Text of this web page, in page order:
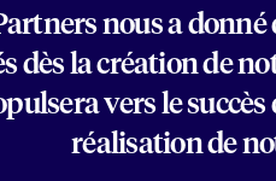
nous a
dès la création de
vers le
réalisation de